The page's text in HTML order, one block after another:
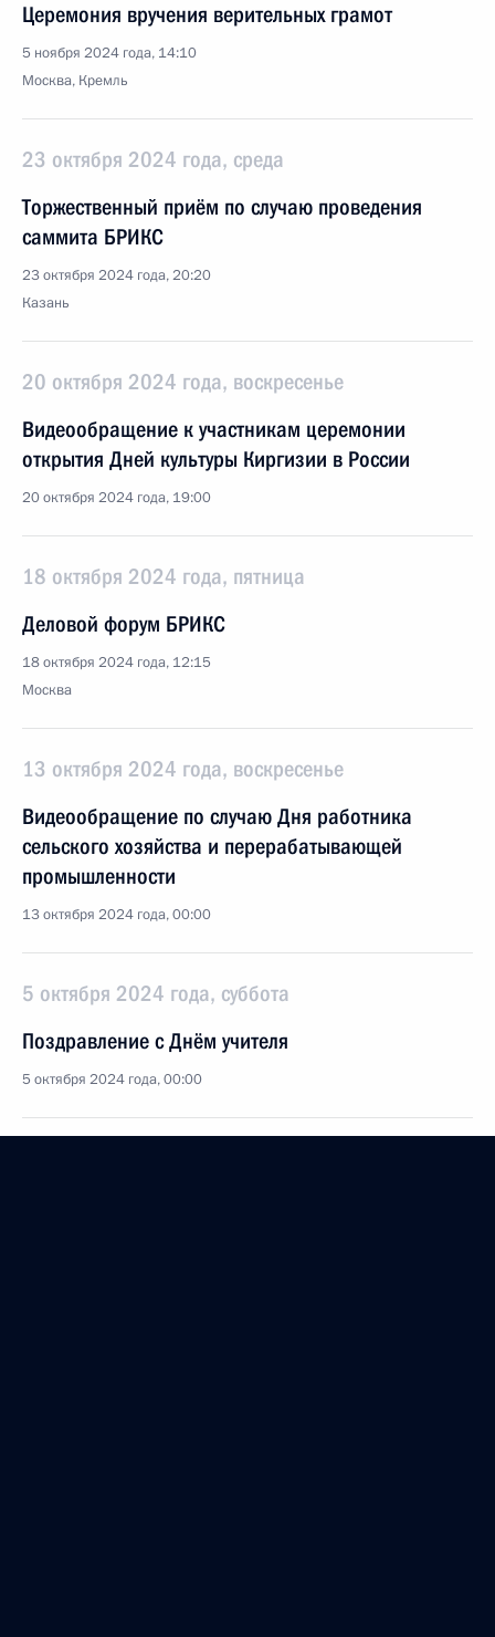
Церемония вручения верительных грамот
5 ноября 2024 года, 14:10
Москва, Кремль
23 октября 2024 года, среда
Торжественный приём по случаю проведения
саммита БРИКС
23 октября 2024 года, 20:20
Казань
20 октября 2024 года, воскресенье
Видеообращение к участникам церемонии
открытия Дней культуры Киргизии в России
20 октября 2024 года, 19:00
18 октября 2024 года, пятница
Деловой форум БРИКС
18 октября 2024 года, 12:15
Москва
13 октября 2024 года, воскресенье
Видеообращение по случаю Дня работника
сельского хозяйства и перерабатывающей
промышленности
13 октября 2024 года, 00:00
5 октября 2024 года, суббота
Поздравление с Днём учителя
5 октября 2024 года, 00:00